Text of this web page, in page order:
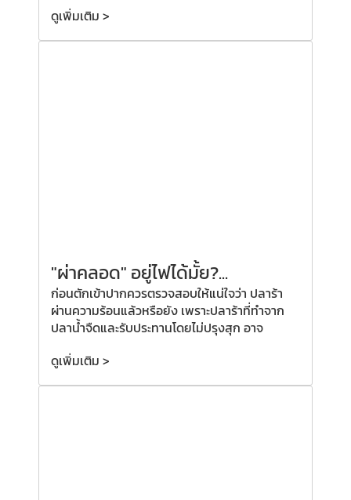
ดูเพิ่มเติม >
"ผ่าคลอด" อยู่ไฟได้มั้ย?...
ก่อนตักเข้าปากควรตรวจสอบให้แน่ใจว่า ปลาร้า
ผ่านความร้อนแล้วหรือยัง เพราะปลาร้าที่ทำจาก
ปลาน้ำจืดและรับประทานโดยไม่ปรุงสุก อาจ
ดูเพิ่มเติม >